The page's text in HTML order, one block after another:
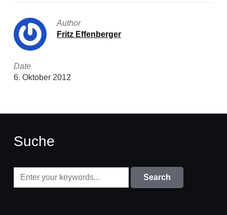
Author
Fritz Effenberger
Date
6. Oktober 2012
Suche